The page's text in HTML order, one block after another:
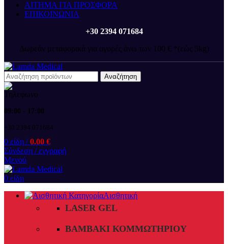
ΑΙΤΗΜΑ ΓΙΑ ΠΡΟΣΦΟΡΑ
ΕΠΙΚΟΙΝΩΝΙΑ
+30 2394 071684
Δωρεάν μεταφορικά για αγορές άνω των 100 € *(εώς 5kg)
Αναζήτηση
09:00 - 17:00
+30 2394 071684
0 είδη / 0.00 €
Σύνδεση / εγγραφή
Μενού
0 είδη
Αισθητική
LASER GEL
ΒΑΜΒΆΚΙ ΚΟΜΜΩΤΗΡΊΟΥ